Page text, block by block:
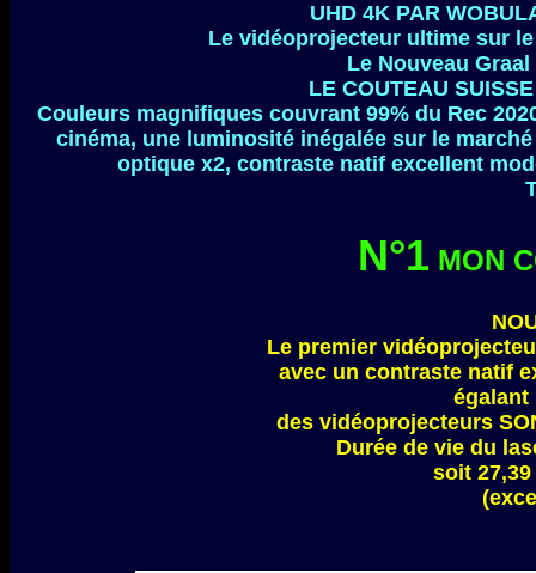
UHD 4K PAR
Le vidéoprojecteur ultime sur
Le Nouveau
LE COUTEAU
Couleurs magnifiques couvrant 99% du Rec
cinéma, une luminosité inégalée sur le
optique x2, contraste natif excellent
N°1 MON
Le premier
avec un contraste natif
égalant
des vidéoprojecteurs
Durée de vie du
soit